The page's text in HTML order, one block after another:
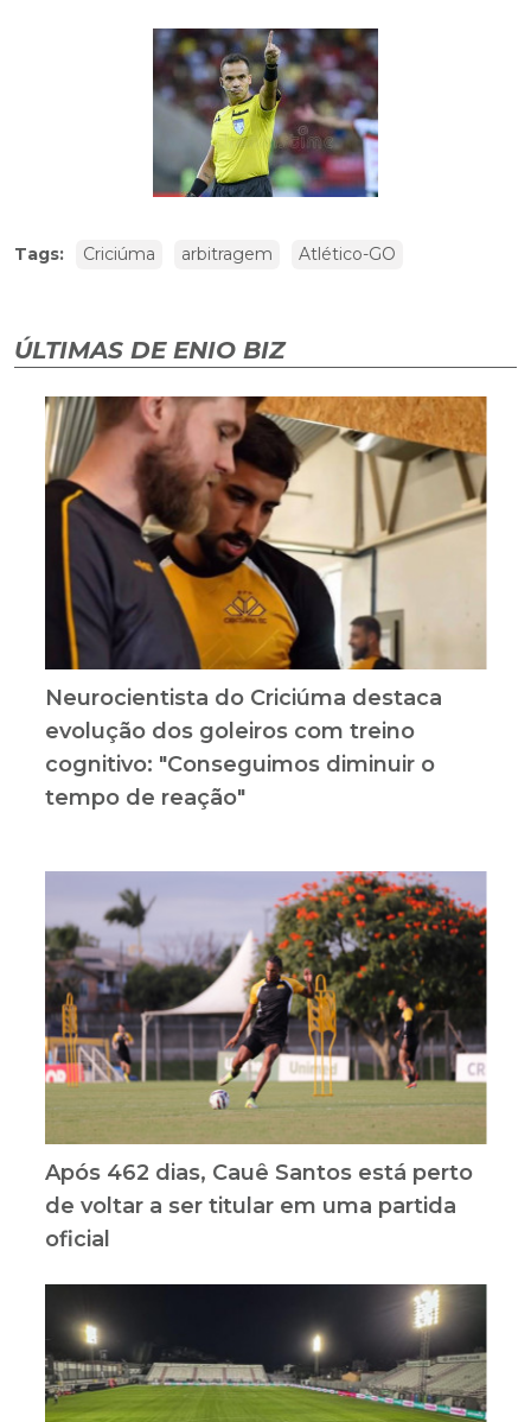
Tags: Criciúma arbitragem Atlético-GO
ÚLTIMAS DE ENIO BIZ
Neurocientista do Criciúma destaca
evolução dos goleiros com treino
cognitivo: "Conseguimos diminuir o
tempo de reação"
Após 462 dias, Cauê Santos está perto
de voltar a ser titular em uma partida
oficial